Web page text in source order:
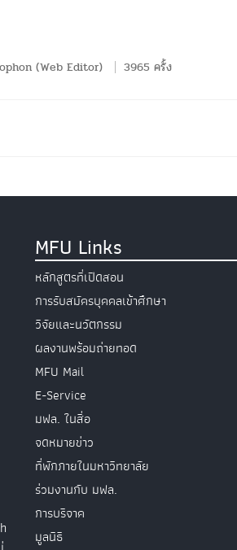
(Web Editor) 3965 ครั้ง
MFU Links
หลักสูตรที่เปิดสอน
การรับสมัครบุคคลเข้าศึกษา
วิจัยและนวัตกรรม
ผลงานพร้อมถ่ายทอด
MFU Mail
E-Service
มฟล. ในสื่อ
จดหมายข่าว
ที่พักภายในมหาวิทยาลัย
ร่วมงานกับ มฟล.
การบริจาค
มูลนิธิ